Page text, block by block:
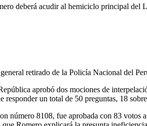
deberá acudir al hemiciclo principal del
retirado de la Policía Nacional del
aprobó dos mociones de
responder un total de 50 preguntas, 18
número 8108, fue aprobada con 83 votos